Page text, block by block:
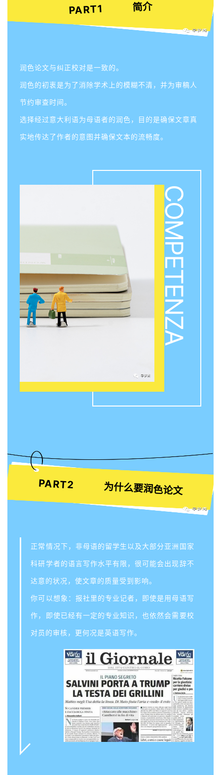
PART1 简介
润色论文与纠正校对是一致的。
润色的初衷是为了消除学术上的模糊不清，并为审稿人
节约审查时间。
选择经过意大利语为母语者的润色，目的是确保文章真
实地传达了作者的意图并确保文本的流畅度。
COMPETENZA
PART2 为什么要润色论文
正常情况下，非母语的留学生以及大部分亚洲国家
科研学者的语言写作水平有限，很可能会出现辞不
达意的状况，使文章的质量受到影响。
你可以想象：报社里的专业记者，即使是用母语写
作，即使已经有一定的专业知识，也依然会需要校
对员的审核，更何况是英语写作。